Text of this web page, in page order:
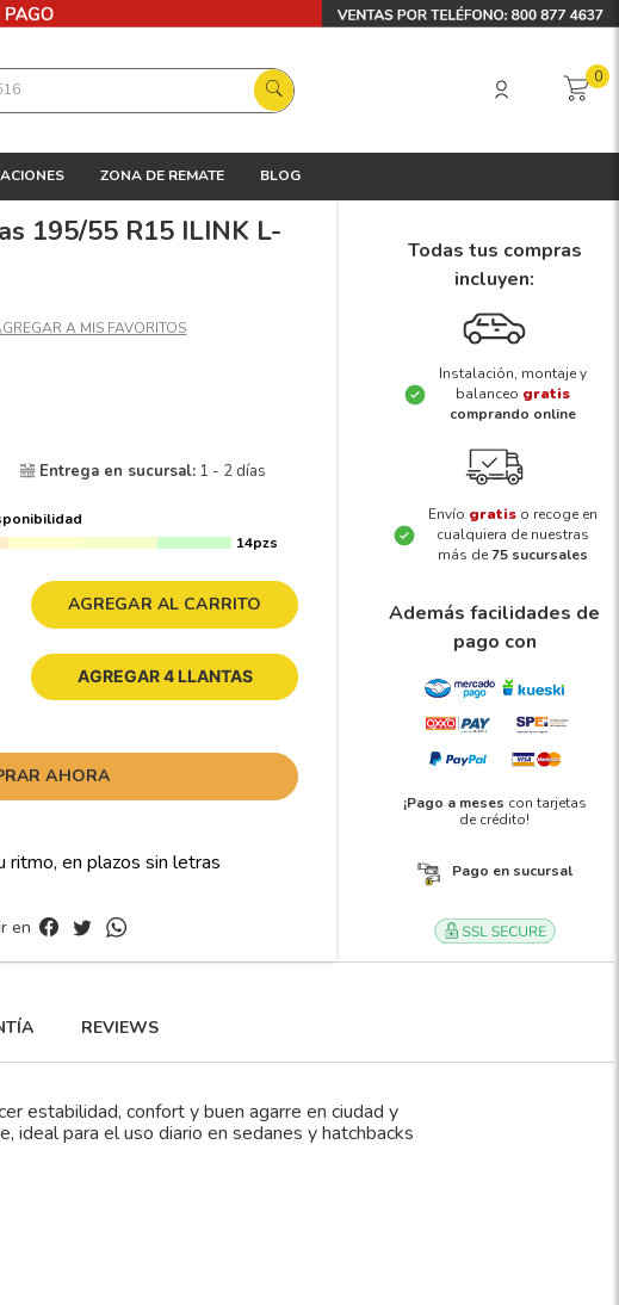
0
ZONA DE REMATE BLOG
195/55 R15 ILINK L-
Entrega en sucursal: 1 - 2 días
14pzs
AGREGAR AL CARRITO
AGREGAR 4 LLANTAS
AHORA
en
Todas tus compras
incluyen:
Instalación, montaje y
balanceo gratis
comprando online
Envío gratis o recoge en
cualquiera de nuestras
más de75 sucursales
Además facilidades de
pago con
¡Pago a meses con tarjetas
de crédito!
Pago en sucursal
REVIEWS
estabilidad, confort y buen agarre en ciudad y
ideal para el uso diario en sedanes y hatchbacks